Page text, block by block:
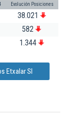
Evolución Posiciones
38.021
582
1.344
Etxalar Sl